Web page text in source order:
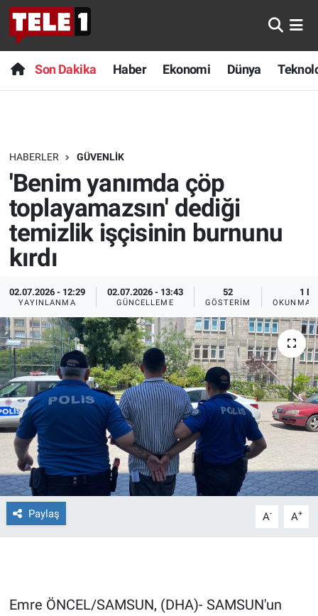
Son Dakika Haber Ekonomi Dünya
HABERLER GÜVENLIK
'Benim yanımda çöp
toplayamazsın' dediği
temizlik işçisinin burnunu
kırdı
02.07.2026 - 12:29
YAYINLANMA
02.07.2026 - 13:43
GÜNCELLEME
52
GÖSTERIM
1 DK
OKUNMA
Paylaş A- A+
Emre ÖNCEL/SAMSUN, (DHA)- SAMSUN'un
Anında Manşet
Başka Sohbetler
Bilim turu
Bilim ve Teknoloji Evreni
Doğa Konuşuyor
Dünya
Ege Saati
Ege'den Esintiler
Eğitim
Eğlence
Ekonomi
Forum
Gerçeğin İzinde
Gün Bitiyor
Son Dakika
Haber
Dünya
Teknoloji
Sağlık
Spor
Yayın Akışı
İletişim
Nöbetçi Eczaneler
Hava Durumu
Trafik Durumu
Süper Lig Puan Durumu ve Fikstür
Tüm Manşetler
Son Dakika Haberleri
Haber Arşivi